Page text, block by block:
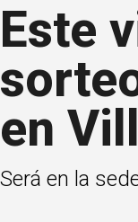
Este
en
Será en la